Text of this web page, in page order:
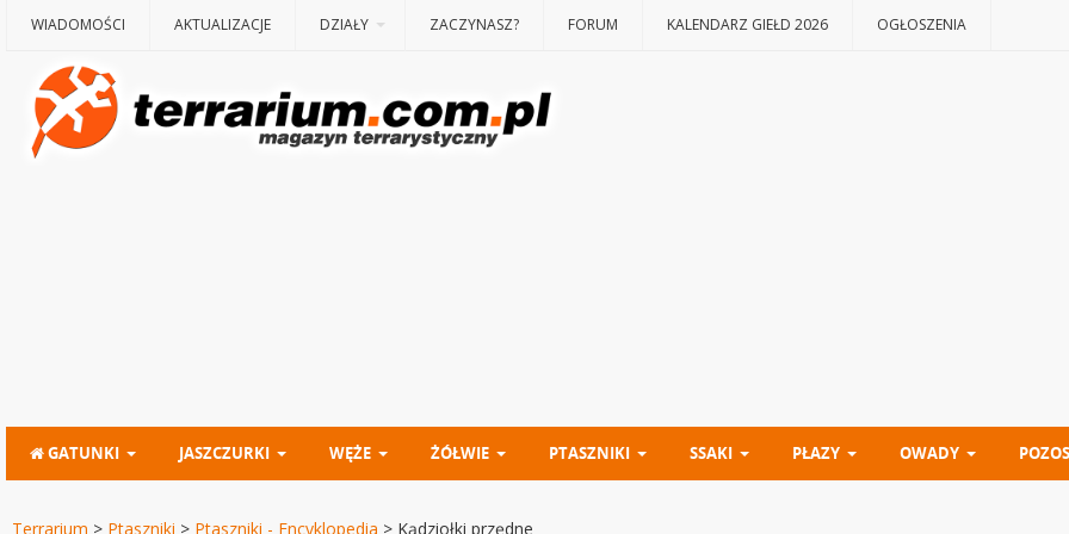
WIADOMOŚCI AKTUALIZACJE DZIAŁY ZACZYNASZ? FORUM KALENDARZ GIEŁD 2026 OGŁOSZENIA
GATUNKI JASZCZURKI WĘŻE ŻÓŁWIE PTASZNIKI SSAKI PŁAZY OWADY
Terrarium > Ptaszniki > Ptaszniki - Encyklopedia > Kądziołki przędne